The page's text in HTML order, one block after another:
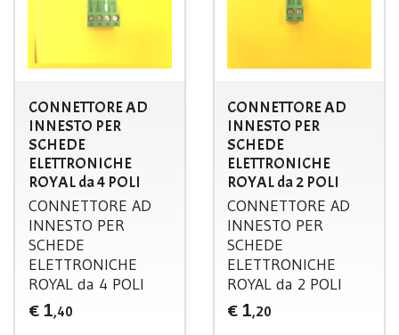
CONNETTORE AD
INNESTO PER
SCHEDE
ELETTRONICHE
ROYAL da 4 POLI
CONNETTORE AD
INNESTO PER
SCHEDE
ELETTRONICHE
ROYALda 4 POLI
€ 1,40
CONNETTORE AD
INNESTO PER
SCHEDE
ELETTRONICHE
ROYAL da 2 POLI
CONNETTORE AD
INNESTO PER
SCHEDE
ELETTRONICHE
ROYAL da 2 POLI
€ 1,20